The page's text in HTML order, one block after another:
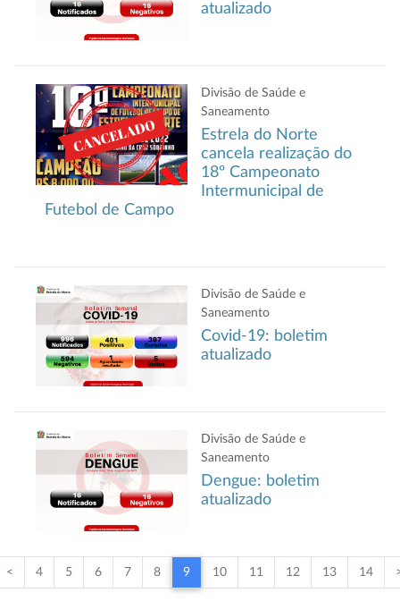
atualizado
Divisão de Saúde e
Saneamento
Estrela do Norte
cancela realização do
18º Campeonato
Intermunicipal de
Futebol de Campo
Divisão de Saúde e
Saneamento
Covid-19: boletim
atualizado
Divisão de Saúde e
Saneamento
Dengue: boletim
atualizado
< 4 5 6 7 8 9 10 11 12 13 14